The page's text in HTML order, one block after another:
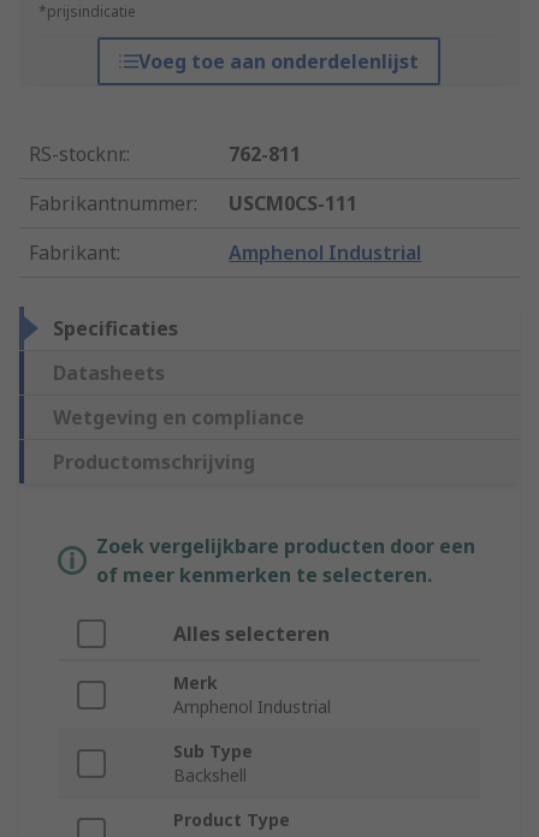
*prijsindicatie
Voeg toe aan onderdelenlijst
RS-stocknr.:
762-811
Fabrikantnummer:
USCM0CS-111
Fabrikant: Amphenol Industrial
Specificaties
Datasheets
Wetgeving en compliance
Productomschrijving
Zoek vergelijkbare producten door een
of meer kenmerken te selecteren.
Alles selecteren
Merk
Amphenol Industrial
Sub Type
Backshell
Product Type